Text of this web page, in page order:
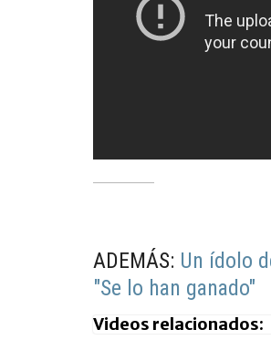
ADEMÁS: Un ídolo
"Se lo han ganado"
Videos relacionados: